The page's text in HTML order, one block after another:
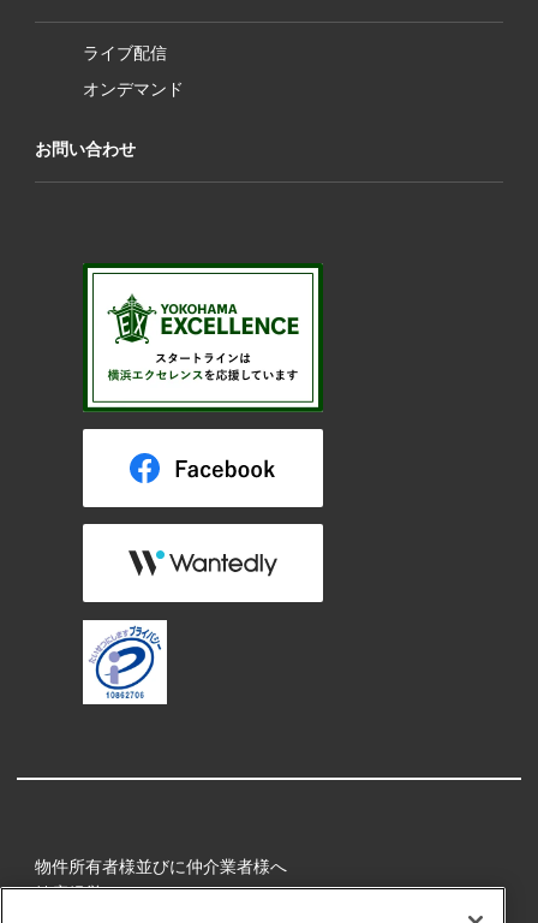
ライブ配信
オンデマンド
お問い合わせ
物件所有者様並びに仲介業者様へ
健康経営